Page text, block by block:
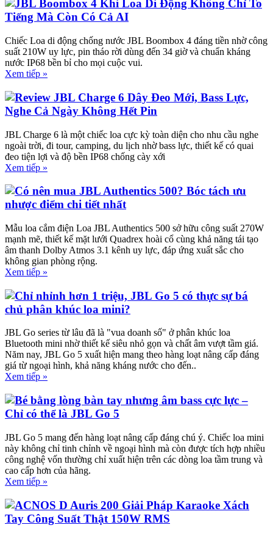
JBL Boombox 4 Khi Loa Di Động Không Chỉ To
Tiếng Mà Còn Có Cả AI
Chiếc Loa di động chống nước JBL Boombox 4 đáng tiền nhờ công
suất 210W uy lực, pin tháo rời dùng đến 34 giờ và chuẩn kháng
nước IP68 bền bỉ cho mọi cuộc vui.
Xem tiếp »
Review JBL Charge 6 Dây Đeo Mới, Bass Lực,
Nghe Cả Ngày Không Hết Pin
JBL Charge 6 là một chiếc loa cực kỳ toàn diện cho nhu cầu nghe
ngoài trời, đi tour, camping, du lịch nhờ bass lực, thiết kế có quai
đeo tiện lợi và độ bền IP68 chống cày xới
Xem tiếp »
Có nên mua JBL Authentics 500? Bóc tách ưu
nhược điểm chi tiết nhất
Mẫu loa cắm điện Loa JBL Authentics 500 sở hữu công suất 270W
mạnh mẽ, thiết kế mặt lưới Quadrex hoài cổ cùng khả năng tái tạo
âm thanh Dolby Atmos 3.1 kênh uy lực, đáp ứng xuất sắc cho
không gian phòng rộng.
Xem tiếp »
Chỉ nhỉnh hơn 1 triệu, JBL Go 5 có thực sự bá
chủ phân khúc loa mini?
JBL Go series từ lâu đã là "vua doanh số" ở phân khúc loa
Bluetooth mini nhờ thiết kế siêu nhỏ gọn và chất âm vượt tầm giá.
Năm nay, JBL Go 5 xuất hiện mang theo hàng loạt nâng cấp đáng
giá từ ngoại hình, khả năng kháng nước cho đến..
Xem tiếp »
Bé bằng lòng bàn tay nhưng âm bass cực lực –
Chỉ có thể là JBL Go 5
JBL Go 5 mang đến hàng loạt nâng cấp đáng chú ý. Chiếc loa mini
này không chỉ tinh chỉnh về ngoại hình mà còn được tích hợp nhiều
công nghệ vốn thường chỉ xuất hiện trên các dòng loa tầm trung và
cao cấp hơn của hãng.
Xem tiếp »
ACNOS D Auris 200 Giải Pháp Karaoke Xách
Tay Công Suất Thật 150W RMS